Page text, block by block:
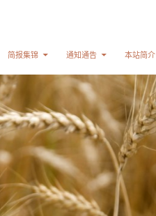
简报集锦 通知通告 本站简介